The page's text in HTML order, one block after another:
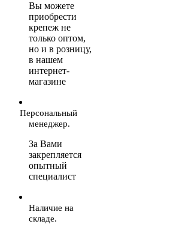
Вы можете
приобрести
крепеж не
только оптом,
но и в розницу,
в нашем
интернет-
магазине
Персональный
менеджер.
За Вами
закрепляется
опытный
специалист
Наличие на
складе.